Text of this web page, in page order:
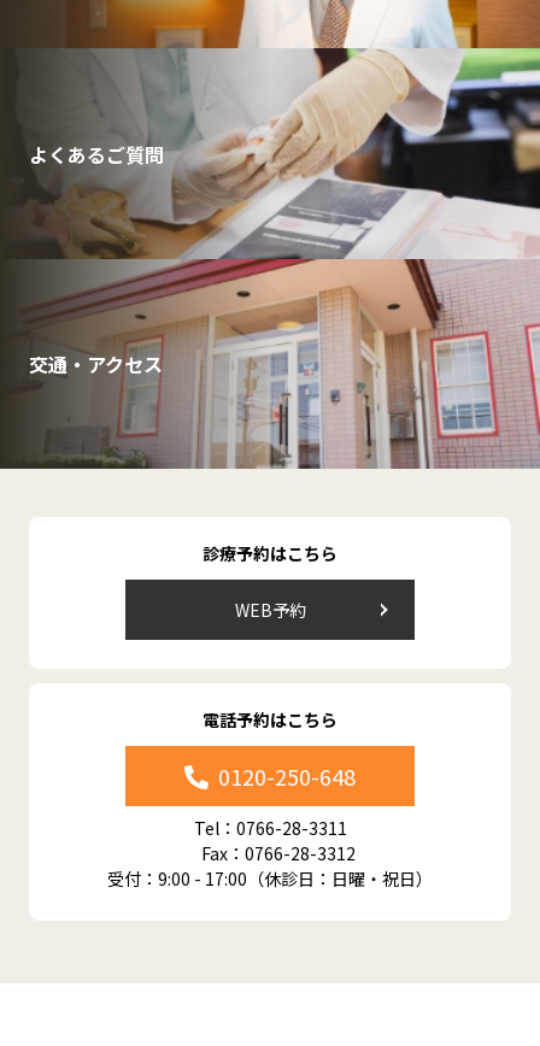
よくあるご質問
交通・アクセス
診療予約はこちら
WEB予約
電話予約はこちら
0120-250-648
Tel：0766-28-3311
Fax：0766-28-3312
受付：9:00 - 17:00（休診日：日曜・祝日）